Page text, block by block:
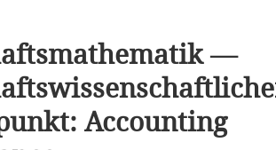
—
Accounting